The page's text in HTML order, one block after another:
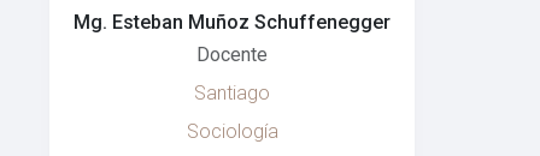
Mg. Esteban Muñoz Schuffenegger
Docente
Santiago
Sociología